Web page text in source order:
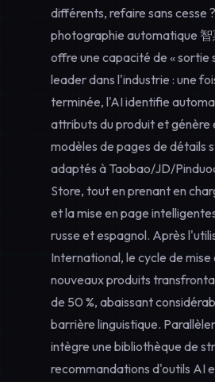
différents, refaire sans cesse
photographie automatique
offre une capacité de « sortie
leader dans l'industrie : une
terminée, l'AI identifie
attributs du produit et génère
modèles de pages de détails
adaptés à Taobao/JD/
Store, tout en prenant en
et la mise en page
russe et espagnol. Après
International, le cycle de mise
nouveaux produits
de 50 %, abaissant
barrière linguistique.
intègre une bibliothèque de
recommandations d'outils AI